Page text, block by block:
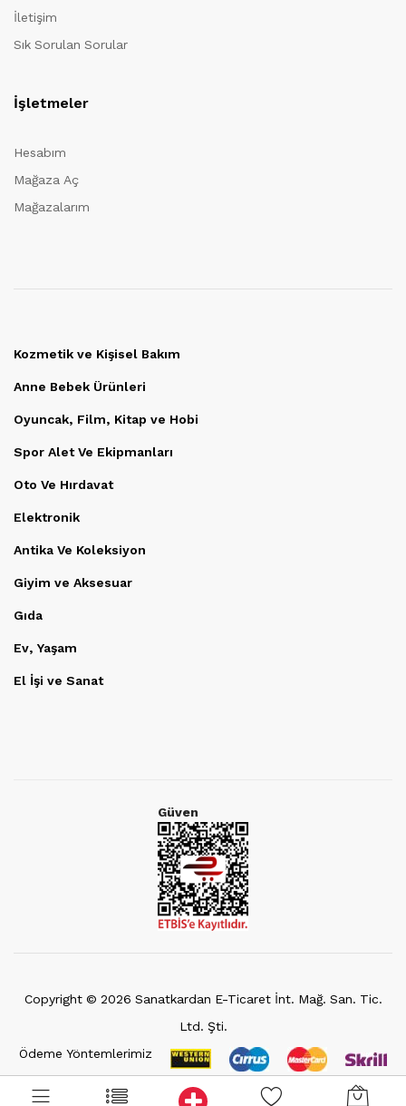
İletişim
Sık Sorulan Sorular
İşletmeler
Hesabım
Mağaza Aç
Mağazalarım
Kozmetik ve Kişisel Bakım
Anne Bebek Ürünleri
Oyuncak, Film, Kitap ve Hobi
Spor Alet Ve Ekipmanları
Oto Ve Hırdavat
Elektronik
Antika Ve Koleksiyon
Giyim ve Aksesuar
Gıda
Ev, Yaşam
El İşi ve Sanat
Güven
Copyright © 2026 Sanatkardan E-Ticaret İnt. Mağ. San. Tic.
Ltd. Şti.
Ödeme Yöntemlerimiz